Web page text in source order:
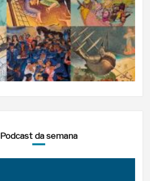
Podcast da semana